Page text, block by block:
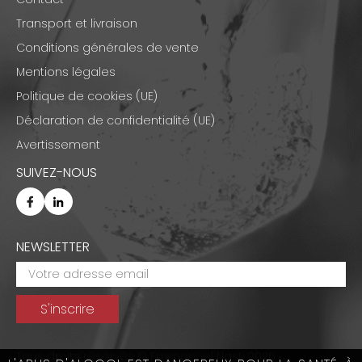
Transport et livraison
Conditions générales de vente
Mentions légales
Politique de cookies (UE)
Déclaration de confidentialité (UE)
Avertissement
SUIVEZ-NOUS
NEWSLETTER
Tous droits réservés © Emmanuel Nasti 2026